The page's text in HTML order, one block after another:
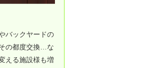
バックヤードの
の都度交換…な
える施設様も増